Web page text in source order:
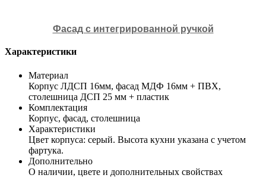
Фасад с интегрированной ручкой
Характеристики
Материал
Корпус ЛДСП 16мм, фасад МДФ 16мм + ПВХ,
столешница ДСП 25 мм + пластик
Комплектация
Корпус, фасад, столешница
Характеристики
Цвет корпуса: серый. Высота кухни указана с учетом
фартука.
Дополнительно
О наличии, цвете и дополнительных свойствах